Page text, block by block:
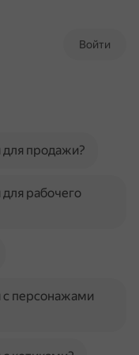
Войти
продажи?
рабочего
с персонажами